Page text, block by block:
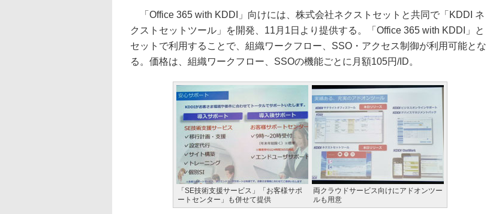
「Office 365 with KDDI」向けには、株式会社ネクストセットと共同で「KDDI ネ
クストセットツール」を開発、11月1日より提供する。「Office 365 with KDDI」と
セットで利用することで、組織ワークフロー、SSO・アクセス制御が利用可能とな
る。価格は、組織ワークフロー、SSOの機能ごとに月額105円/ID。
「SE技術支援サービス」「お客様サポ
ートセンター」も併せて提供
両クラウドサービス向けにアドオンツー
ルも用意